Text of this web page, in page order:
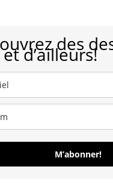
des
et d’ailleurs!
M’abonner!